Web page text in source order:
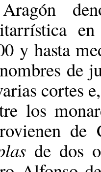
y hasta
de
cortes
los
de dos